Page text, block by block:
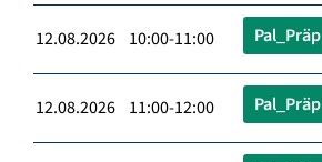
12.08.2026 10:00-11:00 Pal_Präp
12.08.2026 11:00-12:00 Pal_Präp